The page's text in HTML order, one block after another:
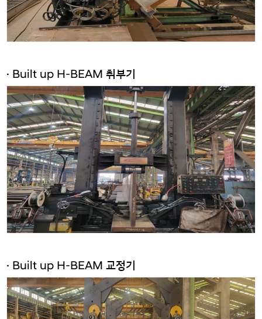
· Built up H-BEAM 취부기
· Built up H-BEAM 교정기